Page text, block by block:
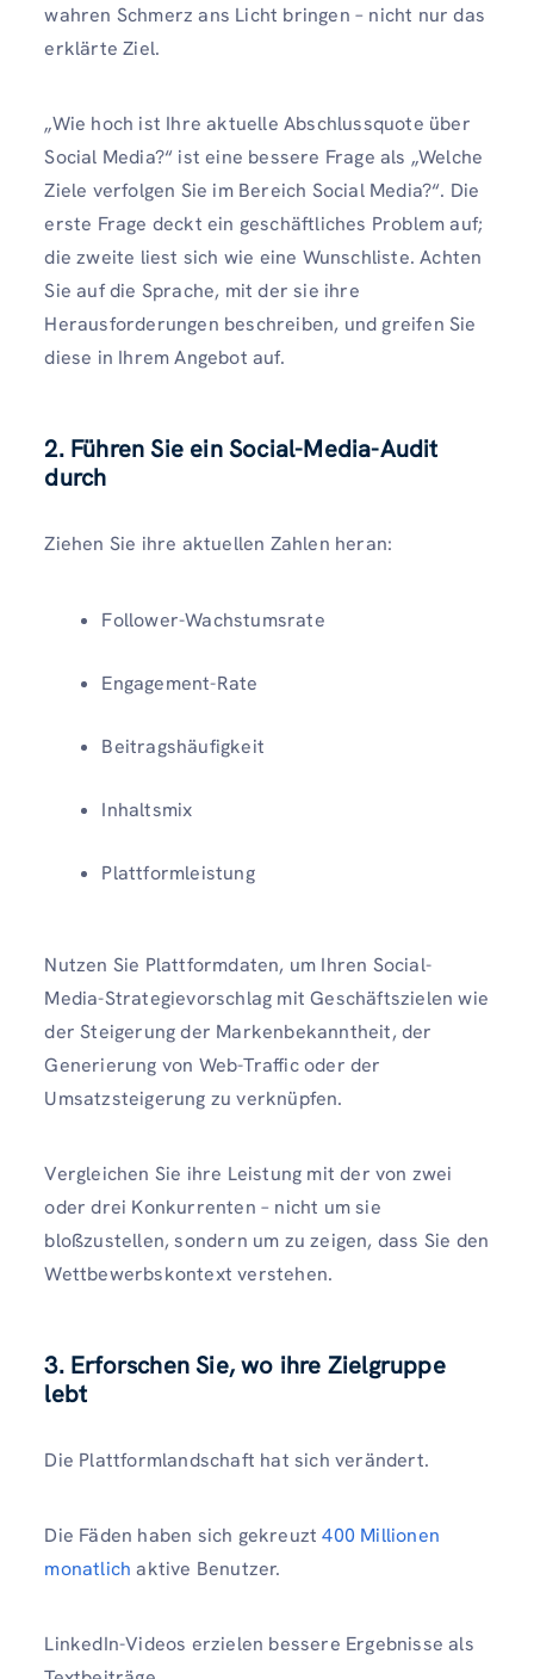
wahren Schmerz ans Licht bringen – nicht nur das
erklärte Ziel.
„Wie hoch ist Ihre aktuelle Abschlussquote über
Social Media?“ ist eine bessere Frage als „Welche
Ziele verfolgen Sie im Bereich Social Media?“. Die
erste Frage deckt ein geschäftliches Problem auf;
die zweite liest sich wie eine Wunschliste. Achten
Sie auf die Sprache, mit der sie ihre
Herausforderungen beschreiben, und greifen Sie
diese in Ihrem Angebot auf.
2. Führen Sie ein Social-Media-Audit
durch
Ziehen Sie ihre aktuellen Zahlen heran:
Follower-Wachstumsrate
Engagement-Rate
Beitragshäufigkeit
Inhaltsmix
Plattformleistung
Nutzen Sie Plattformdaten, um Ihren Social-
Media-Strategievorschlag mit Geschäftszielen wie
der Steigerung der Markenbekanntheit, der
Generierung von Web-Traffic oder der
Umsatzsteigerung zu verknüpfen.
Vergleichen Sie ihre Leistung mit der von zwei
oder drei Konkurrenten – nicht um sie
bloßzustellen, sondern um zu zeigen, dass Sie den
Wettbewerbskontext verstehen.
3. Erforschen Sie, wo ihre Zielgruppe
lebt
Die Plattformlandschaft hat sich verändert.
Die Fäden haben sich gekreuzt400 Millionen
monatlich aktive Benutzer.
LinkedIn-Videos erzielen bessere Ergebnisse als